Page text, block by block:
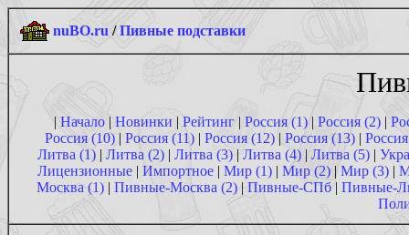
nuBO.ru /Пивные подставки
|Начало| Новинки| Рейтинг| Россия (1)| Россия (2)|
Россия (10)| Россия (11) | Россия (12)| Россия (13) |
Литва (1) | Литва (2) | Литва (3) | Литва (4) | Литва (5) |
Лицензионные | Импортное | Мир (1) | Мир (2) |Мир (3) |
Москва (1) | Пивные-Москва (2) | Пивные-СПб| Пивные-